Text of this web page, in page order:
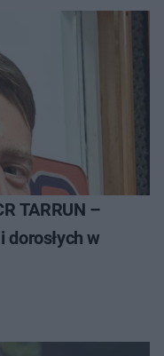
TARRUN –
dorosłych w